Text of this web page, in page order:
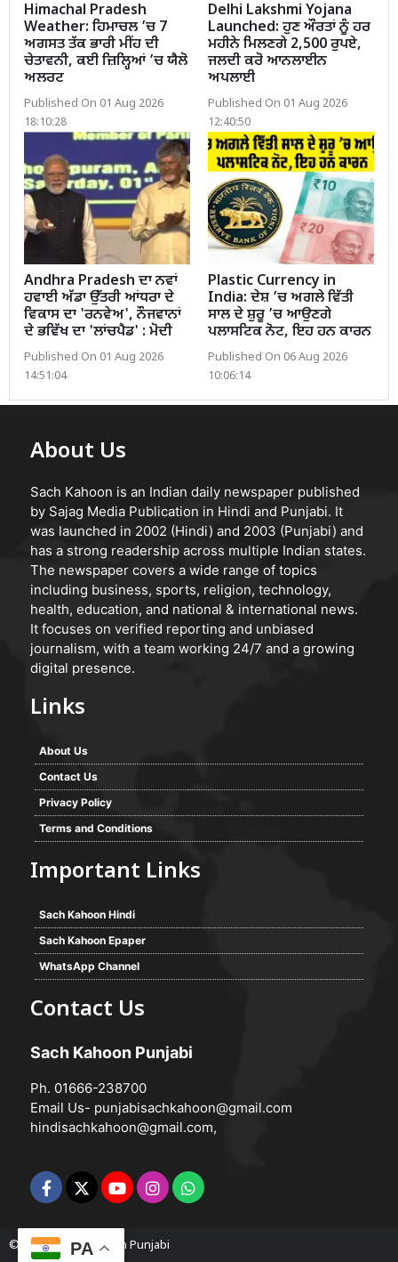
Himachal Pradesh
Weather: ਹਿਮਾਚਲ ’ਚ 7
ਅਗਸਤ ਤੱਕ ਭਾਰੀ ਮੀਂਹ ਦੀ
ਚੇਤਾਵਨੀ, ਕਈ ਜ਼ਿਲ੍ਹਿਆਂ ’ਚ ਯੈਲੋ
ਅਲਰਟ
Published On 01 Aug 2026
18:10:28
Delhi Lakshmi Yojana
Launched: ਹੁਣ ਔਰਤਾਂ ਨੂੰ ਹਰ
ਮਹੀਨੇ ਮਿਲਣਗੇ 2,500 ਰੁਪਏ,
ਜਲਦੀ ਕਰੋ ਆਨਲਾਈਨ
ਅਪਲਾਈ
Published On 01 Aug 2026
12:40:50
Andhra Pradesh ਦਾ ਨਵਾਂ
ਹਵਾਈ ਅੱਡਾ ਉੱਤਰੀ ਆਂਧਰਾ ਦੇ
ਵਿਕਾਸ ਦਾ 'ਰਨਵੇਅ', ਨੌਜਵਾਨਾਂ
ਦੇ ਭਵਿੱਖ ਦਾ 'ਲਾਂਚਪੈਡ' : ਮੋਦੀ
Published On 01 Aug 2026
14:51:04
Plastic Currency in
India: ਦੇਸ਼ ’ਚ ਅਗਲੇ ਵਿੱਤੀ
ਸਾਲ ਦੇ ਸ਼ੁਰੂ ’ਚ ਆਉਣਗੇ
ਪਲਾਸਟਿਕ ਨੋਟ, ਇਹ ਹਨ ਕਾਰਨ
Published On 06 Aug 2026
10:06:14
About Us
Sach Kahoon is an Indian daily newspaper published
by Sajag Media Publication in Hindi and Punjabi. It
was launched in 2002 (Hindi) and 2003 (Punjabi) and
has a strong readership across multiple Indian states.
The newspaper covers a wide range of topics
including business, sports, religion, technology,
health, education, and national & international news.
It focuses on verified reporting and unbiased
journalism, with a team working 24/7 and a growing
digital presence.
Links
About Us
Contact Us
Privacy Policy
Terms and Conditions
Important Links
Sach Kahoon Hindi
Sach Kahoon Epaper
WhatsApp Channel
Contact Us
Sach Kahoon Punjabi
Ph. 01666-238700
Email Us- punjabisachkahoon@gmail.com
hindisachkahoon@gmail.com,
© 2026 -Sach Kahoon Punjabi
PA